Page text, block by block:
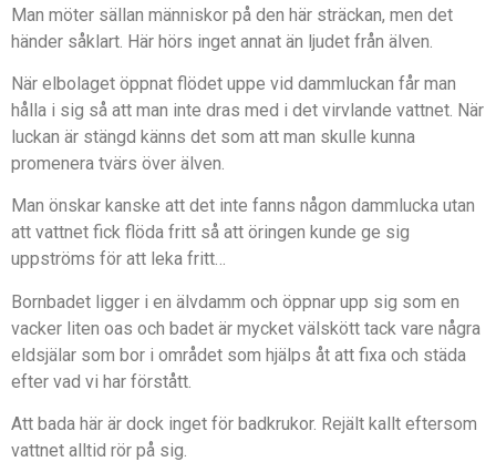
Man möter sällan människor på den här sträckan, men det
händer såklart. Här hörs inget annat än ljudet från älven.
När elbolaget öppnat flödet uppe vid dammluckan får man
hålla i sig så att man inte dras med i det virvlande vattnet. När
luckan är stängd känns det som att man skulle kunna
promenera tvärs över älven.
Man önskar kanske att det inte fanns någon dammlucka utan
att vattnet fick flöda fritt så att öringen kunde ge sig
uppströms för att leka fritt…
Bornbadet ligger i en älvdamm och öppnar upp sig som en
vacker liten oas och badet är mycket välskött tack vare några
eldsjälar som bor i området som hjälps åt att fixa och städa
efter vad vi har förstått.
Att bada här är dock inget för badkrukor. Rejält kallt eftersom
vattnet alltid rör på sig.